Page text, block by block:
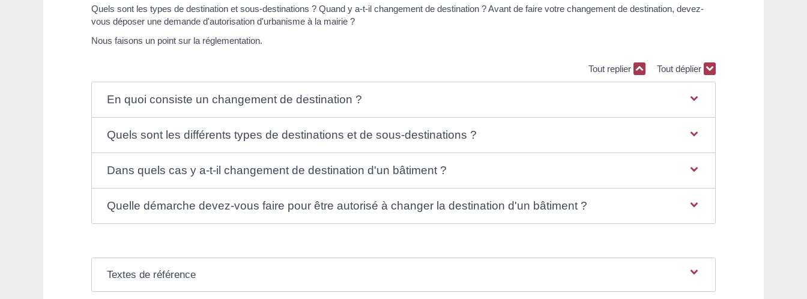
Quels sont les types de destination et sous-destinations ? Quand y a-t-il changement de destination ? Avant de faire votre changement de destination, devez-
vous déposer une demande d'autorisation d'urbanisme à la mairie ?
Nous faisons un point sur la réglementation.
Tout replier Tout déplier
En quoi consiste un changement de destination ?
Quels sont les différents types de destinations et de sous-destinations ?
Dans quels cas y a-t-il changement de destination d'un bâtiment ?
Quelle démarche devez-vous faire pour être autorisé à changer la destination d'un bâtiment ?
Textes de référence